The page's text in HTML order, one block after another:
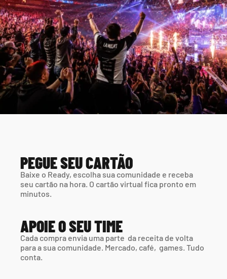
PEGUE SEU CARTÃO
Baixe o Ready, escolha sua comunidade e receba
seu cartão na hora. O cartão virtual fica pronto em
minutos.
APOIE O SEU TIME
Cada compra envia uma parte  da receita de volta
para a sua comunidade. Mercado, café,  games. Tudo
conta.